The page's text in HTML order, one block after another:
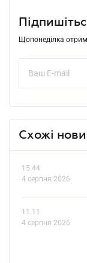
Щопонеділка
Схожі
15.44
4 серпня 2026
11.11
4 серпня 2026